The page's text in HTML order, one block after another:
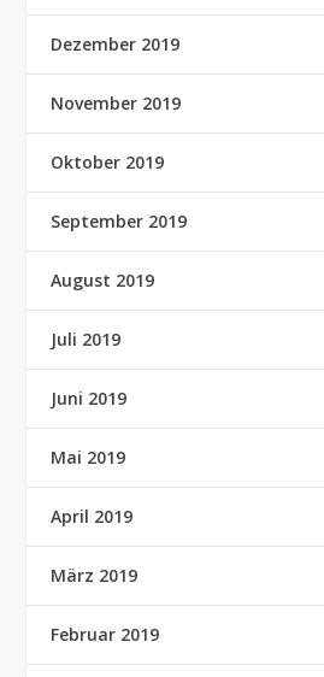
Dezember 2019
November 2019
Oktober 2019
September 2019
August 2019
Juli 2019
Juni 2019
Mai 2019
April 2019
März 2019
Februar 2019